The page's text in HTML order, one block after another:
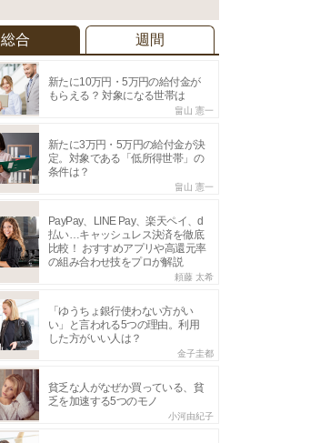
総合 週間
新たに10万円・5万円の給付金が
もらえる？ 対象になる世帯は
畠山 憲一
新たに3万円・5万円の給付金が決
定。対象である「低所得世帯」の
条件は？
畠山 憲一
PayPay、LINE Pay、楽天ペイ、d
払い…キャッシュレス決済を徹底
比較！ おすすめアプリや高還元率
の組み合わせ技をプロが解説
頼藤 太希
「ゆうちょ銀行使わない方がい
い」と言われる5つの理由。利用
した方がいい人は？
金子圭都
貧乏な人がなぜか買っている、貧
乏を加速する5つのモノ
小河由紀子